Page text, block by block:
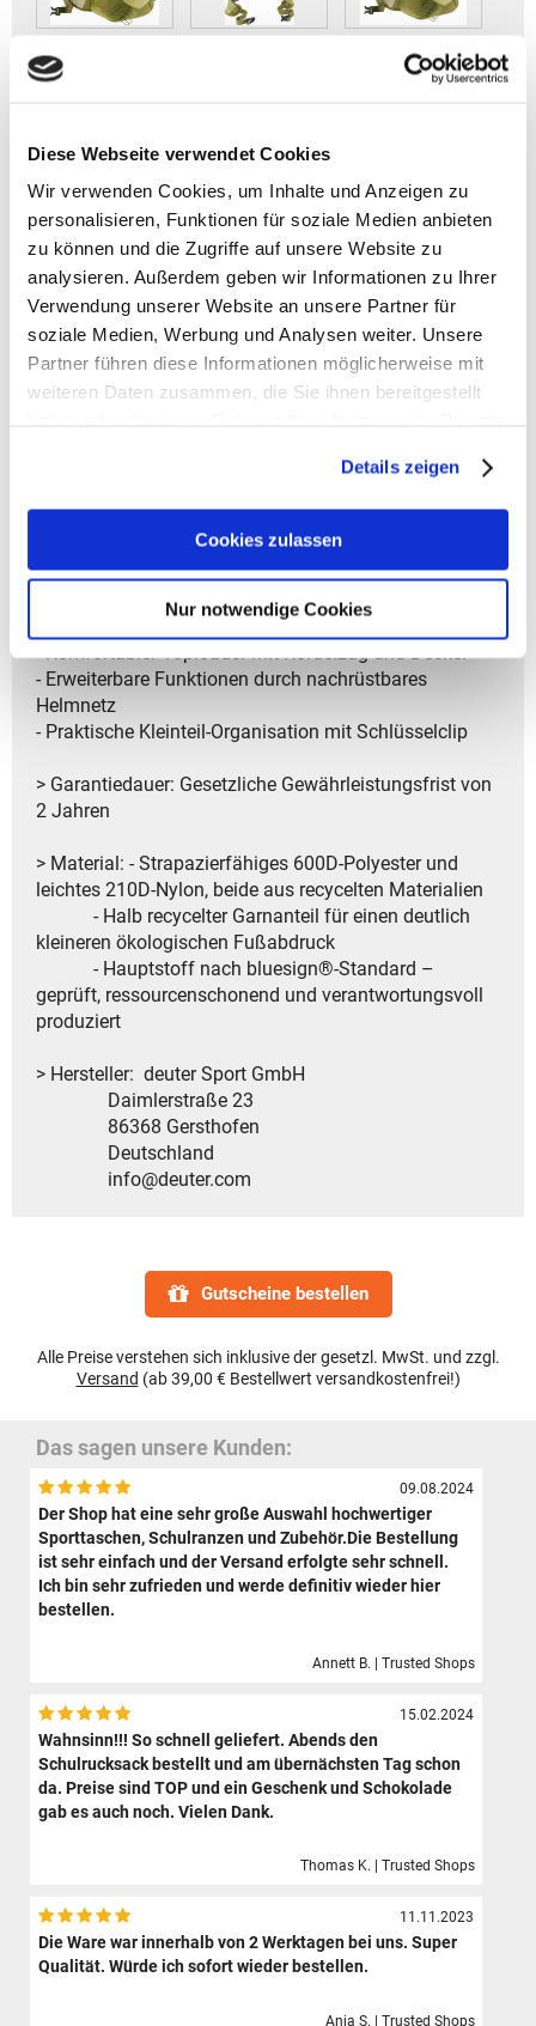
Diese Webseite verwendet Cookies
Wir verwenden Cookies, um Inhalte und Anzeigen zu
personalisieren, Funktionen für soziale Medien anbieten
zu können und die Zugriffe auf unsere Website zu
analysieren. Außerdem geben wir Informationen zu Ihrer
Verwendung unserer Website an unsere Partner für
soziale Medien, Werbung und Analysen weiter. Unsere
Partner führen diese Informationen möglicherweise mit
weiteren Daten zusammen, die Sie ihnen bereitgestellt
Details zeigen
Cookies zulassen
Nur notwendige Cookies
> Artikelbeschreibung Deuter AC LITE 24
- Volumen: ca. 24 l
- Gewicht: ca. 930 g
- Größe: 57x30x23 cm (HxBxT)
- Leichtes Design mit flexiblem Federstahlrahmen
- Bequemer Sitz durch anpassbaren Brustgurt und
belüftete Hüftflossen
- Schutz bei jedem Wetter durch abnehmbare
- Strukturierte Aufteilung mit Innen- und Außen-
Deckelfach
- Seitlicher Schnellzugriff durch Smartphone- und
- Komfortabler Toploader mit Kordelzug und Deckel
- Erweiterbare Funktionen durch nachrüstbares
Helmnetz
- Praktische Kleinteil-Organisation mit Schlüsselclip
> Garantiedauer: Gesetzliche Gewährleistungsfrist von
2 Jahren
> Material: - Strapazierfähiges 600D-Polyester und
leichtes 210D-Nylon, beide aus recycelten Materialien
- Halb recycelter Garnanteil für einen deutlich
kleineren ökologischen Fußabdruck
- Hauptstoff nach bluesign®-Standard –
geprüft, ressourcenschonend und verantwortungsvoll
produziert
> Hersteller: deuter Sport GmbH
Daimlerstraße 23
86368 Gersthofen
Deutschland
info@deuter.com
Gutscheine bestellen
Alle Preise verstehen sich inklusive der gesetzl. MwSt. und zzgl.
Versand (ab 39,00 € Bestellwert versandkostenfrei!)
Das sagen unsere Kunden:
09.08.2024
Der Shop hat eine sehr große Auswahl hochwertiger
Sporttaschen, Schulranzen und Zubehör.Die Bestellung
ist sehr einfach und der Versand erfolgte sehr schnell.
Ich bin sehr zufrieden und werde definitiv wieder hier
bestellen.
Annett B. | Trusted Shops
15.02.2024
Wahnsinn!!! So schnell geliefert. Abends den
Schulrucksack bestellt und am übernächsten Tag schon
da. Preise sind TOP und ein Geschenk und Schokolade
gab es auch noch. Vielen Dank.
Thomas K. | Trusted Shops
11.11.2023
Die Ware war innerhalb von 2 Werktagen bei uns. Super
Qualität. Würde ich sofort wieder bestellen.
Anja S. | Trusted Shops